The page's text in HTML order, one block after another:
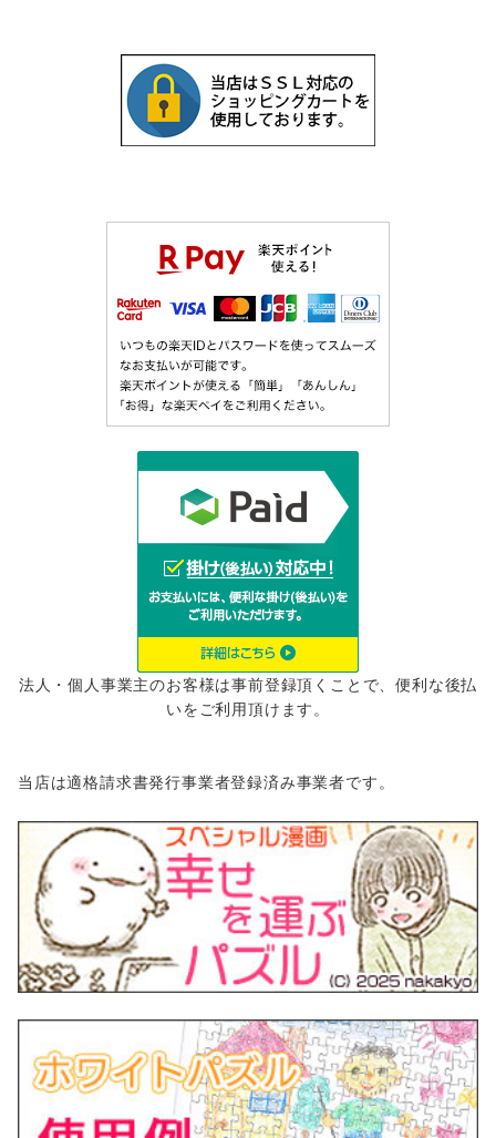
法人・個人事業主のお客様は事前登録頂くことで、便利な後払
いをご利用頂けます。
当店は適格請求書発行事業者登録済み事業者です。